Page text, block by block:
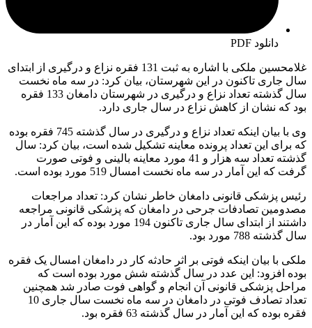
دانلود PDF
غلامحسین ملکی با اشاره به ثبت 131 فقره نزاع و درگیری از ابتدای
سال جاری تاکنون در این شهرستان، بیان کرد: در سه ماه نخست
سال گذشته تعداد نزاع و درگیری در شهرستان دامغان 133 فقره
بود که نشان از کاهش نزاع در سال جاری دارد.
وی با بیان اینکه تعداد نزاع و درگیری در سال گذشته 745 فقره بوده
که برای این تعداد پرونده معاینه تشکیل شده است، بیان کرد: سال
گذشته تعداد سه هزار و 41 مورد معاینه بالینی و فوتی صورت
گرفت که این آمار در سه ماه نخست امسال 519 مورد بوده است.
رئیس پزشکی قانونی دامغان خاطر نشان کرد: تعداد مراجعات
مصدومین تصادفات جرحی در دامغان که پزشکی قانونی مراجعه
داشتند از ابتدای سال جاری تاکنون 194 مورد بوده که این آمار در
سال گذشته 788 مورد بود.
ملکی با بیان اینکه فوتی بر اثر حادثه کار در دامغان امسال یک فقره
بوده افزود: این عدد در سال گذشته شش مورد بوده است که
مراحل پزشکی قانونی آن انجام و گواهی فوت صادر شد همچنین
تعداد تصادف فوتی در دامغان در سه ماه نخست سال جاری 10
فقره بوده که این آمار در سال گذشته 63 فقره بود.